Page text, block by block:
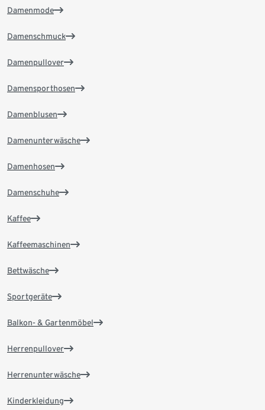
Damenmode
Damenschmuck
Damenpullover
Damensporthosen
Damenblusen
Damenunterwäsche
Damenhosen
Damenschuhe
Kaffee
Kaffeemaschinen
Bettwäsche
Sportgeräte
Balkon- & Gartenmöbel
Herrenpullover
Herrenunterwäsche
Kinderkleidung